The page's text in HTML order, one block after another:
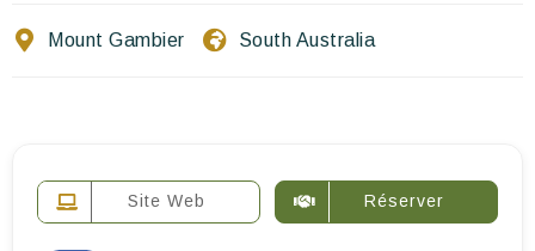
Mount Gambier South Australia
Site Web Réserver